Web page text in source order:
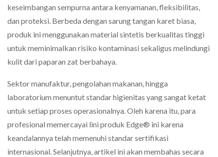
keseimbangan sempurna antara kenyamanan, fleksibilitas,
dan proteksi. Berbeda dengan sarung tangan karet biasa,
produk ini menggunakan material sintetis berkualitas tinggi
untuk meminimalkan risiko kontaminasi sekaligus melindungi
kulit dari paparan zat berbahaya.
Sektor manufaktur, pengolahan makanan, hingga
laboratorium menuntut standar higienitas yang sangat ketat
untuk setiap proses operasionalnya. Oleh karena itu, para
profesional memercayai lini produk Edge® ini karena
keandalannya telah memenuhi standar sertifikasi
internasional. Selanjutnya, artikel ini akan membahas secara